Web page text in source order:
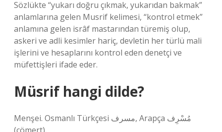
Sözlükte “yukarı doğru çıkmak, yukarıdan bakmak”
anlamlarına gelen Musrif kelimesi, “kontrol etmek”
anlamına gelen isrâf mastarından türemiş olup,
askeri ve adli kesimler hariç, devletin her türlü mali
işlerini ve hesaplarını kontrol eden denetçi ve
müfettişleri ifade eder.
Müsrif hangi dilde?
Menşei. Osmanlı Türkçesi مسرف‎, Arapça مُسْرِف‎